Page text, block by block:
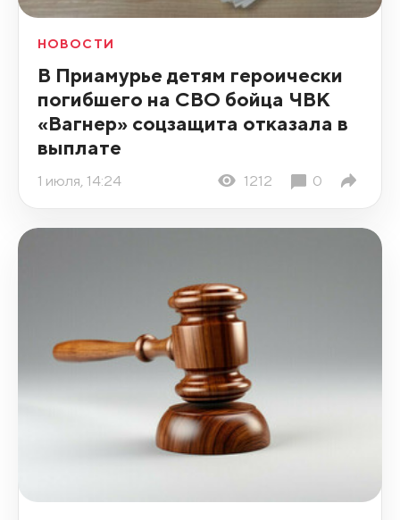
НОВОСТИ
В Приамурье детям героически
погибшего на СВО бойца ЧВК
«Вагнер» соцзащита отказала в
выплате
1 июля, 14:24 1212 0